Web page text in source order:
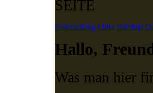
SEITE
Seitenanfang Links Sitemap
Hallo,
Was man hier